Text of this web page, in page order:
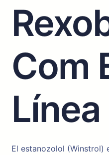
Com
Línea
El estanozolol (Winstrol)